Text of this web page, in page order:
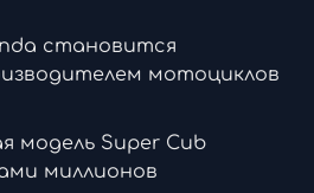
становится
мотоциклов
модель Super Cub
миллионов